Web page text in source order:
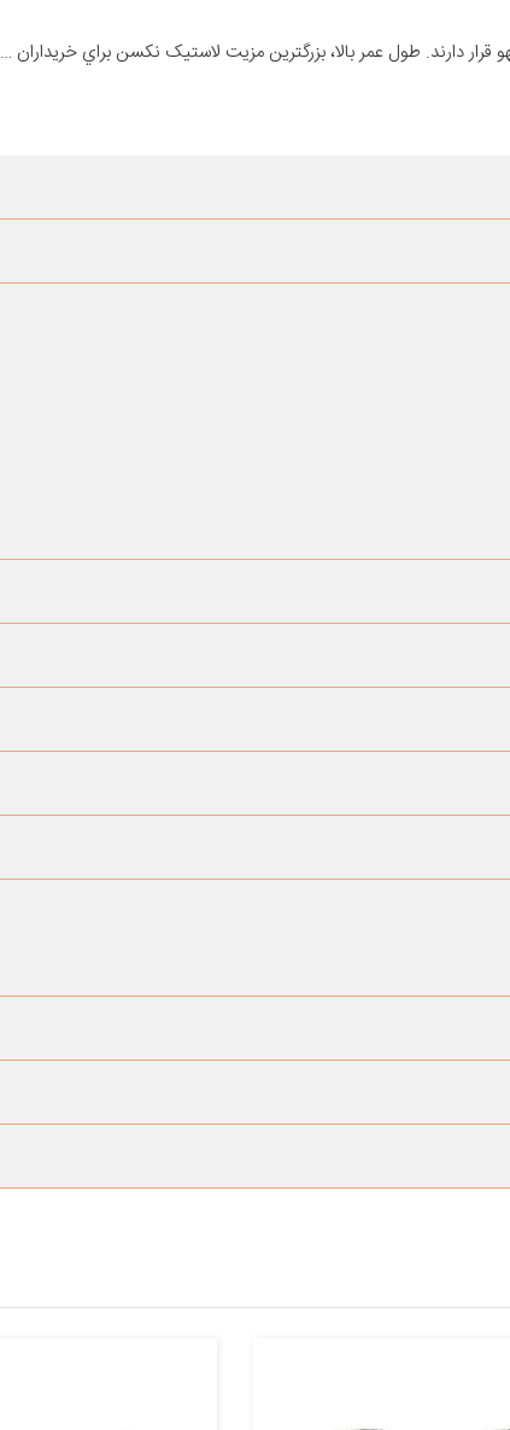
دارند. طول عمر بالا، بزرگترين مزيت لاستيک نکسن براي خريداران …